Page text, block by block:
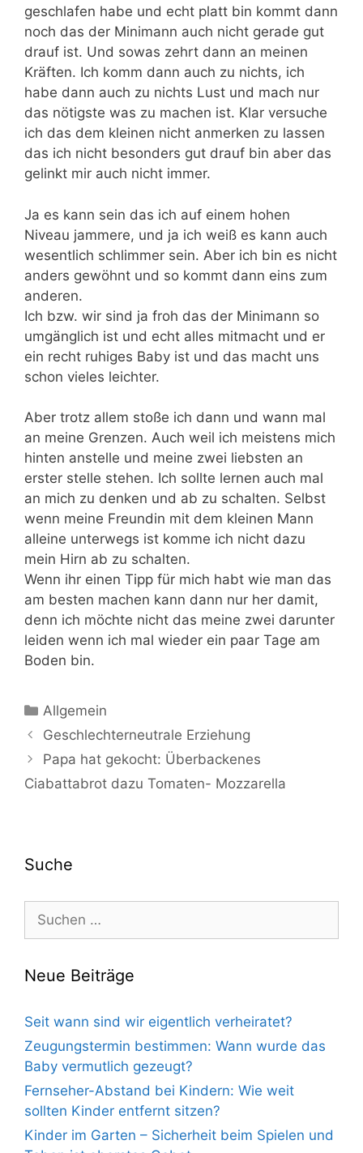
geschlafen habe und echt platt bin kommt dann
noch das der Minimann auch nicht gerade gut
drauf ist. Und sowas zehrt dann an meinen
Kräften. Ich komm dann auch zu nichts, ich
habe dann auch zu nichts Lust und mach nur
das nötigste was zu machen ist. Klar versuche
ich das dem kleinen nicht anmerken zu lassen
das ich nicht besonders gut drauf bin aber das
gelinkt mir auch nicht immer.
Ja es kann sein das ich auf einem hohen
Niveau jammere, und ja ich weiß es kann auch
wesentlich schlimmer sein. Aber ich bin es nicht
anders gewöhnt und so kommt dann eins zum
anderen.
Ich bzw. wir sind ja froh das der Minimann so
umgänglich ist und echt alles mitmacht und er
ein recht ruhiges Baby ist und das macht uns
schon vieles leichter.
Aber trotz allem stoße ich dann und wann mal
an meine Grenzen. Auch weil ich meistens mich
hinten anstelle und meine zwei liebsten an
erster stelle stehen. Ich sollte lernen auch mal
an mich zu denken und ab zu schalten. Selbst
wenn meine Freundin mit dem kleinen Mann
alleine unterwegs ist komme ich nicht dazu
mein Hirn ab zu schalten.
Wenn ihr einen Tipp für mich habt wie man das
am besten machen kann dann nur her damit,
denn ich möchte nicht das meine zwei darunter
leiden wenn ich mal wieder ein paar Tage am
Boden bin.
Kategorien
Allgemein
Geschlechterneutrale Erziehung
Papa hat gekocht: Überbackenes
Ciabattabrot dazu Tomaten- Mozzarella
Suche
Suche
nach:
Neue Beiträge
Seit wann sind wir eigentlich verheiratet?
Zeugungstermin bestimmen: Wann wurde das
Baby vermutlich gezeugt?
Fernseher-Abstand bei Kindern: Wie weit
sollten Kinder entfernt sitzen?
Kinder im Garten – Sicherheit beim Spielen und